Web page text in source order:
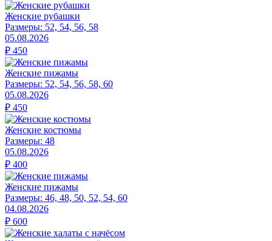
Женские рубашки
Размеры: 52, 54, 56, 58
05.08.2026
₽ 450
Женские пижамы
Размеры: 52, 54, 56, 58, 60
05.08.2026
₽ 450
Женские костюмы
Размеры: 48
05.08.2026
₽ 400
Женские пижамы
Размеры: 46, 48, 50, 52, 54, 60
04.08.2026
₽ 600